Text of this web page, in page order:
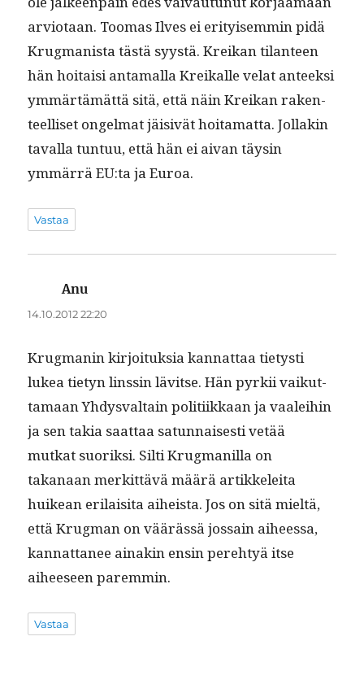
arvio­taan. Toomas Ilves ei eri­tyisem­min pidä
Krug­man­ista tästä syys­tä. Kreikan tilanteen
hän hoitaisi anta­mal­la Kreikalle velat anteek­si
ymmärtämät­tä sitä, että näin Kreikan rak­en­
teel­liset ongel­mat jäi­sivät hoita­mat­ta. Jol­lakin
taval­la tun­tuu, että hän ei aivan täysin
ymmär­rä EU:ta ja Euroa.
Vastaa
Anu
14.10.2012 22:20
Krug­manin kir­joituk­sia kan­nat­taa tietysti
lukea tietyn linssin lävitse. Hän pyrkii vaikut­
ta­maan Yhdys­val­tain poli­ti­ikkaan ja vaalei­hin
ja sen takia saat­taa sat­un­nais­es­ti vetää
mutkat suorik­si. Silti Krug­manil­la on
takanaan merkit­tävä määrä artikkelei­ta
huikean eri­laisi­ta aiheista. Jos on sitä mieltä,
että Krug­man on väärässä jos­sain aiheessa,
kan­nat­ta­nee ainakin ensin pere­htyä itse
aiheeseen paremmin.
Vastaa